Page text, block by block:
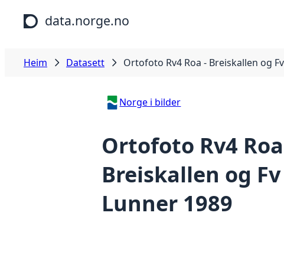
Hopp til hovudinnhald
data.norge.no
Heim Datasett Ortofoto Rv4 Roa - Breiskallen og
Norge i bilder
Ortofoto Rv4
Breiskallen og
Lunner 1989